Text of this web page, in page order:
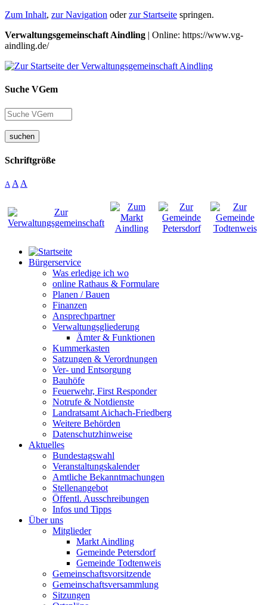
Zum Inhalt, zur Navigation oderzur Startseite springen.
Verwaltungsgemeinschaft Aindling | Online: https://www.vg-
aindling.de/
Suche VGem
suchen
Schriftgröße
A A A
Bürgerservice
Was erledige ich wo
online Rathaus & Formulare
Planen / Bauen
Finanzen
Ansprechpartner
Verwaltungsgliederung
Ämter & Funktionen
Kummerkasten
Satzungen & Verordnungen
Ver- und Entsorgung
Bauhöfe
Feuerwehr, First Responder
Notrufe & Notdienste
Landratsamt Aichach-Friedberg
Weitere Behörden
Datenschutzhinweise
Aktuelles
Bundestagswahl
Veranstaltungskalender
Amtliche Bekanntmachungen
Stellenangebot
Öffentl. Ausschreibungen
Infos und Tipps
Über uns
Mitglieder
Markt Aindling
Gemeinde Petersdorf
Gemeinde Todtenweis
Gemeinschaftsvorsitzende
Gemeinschaftsversammlung
Sitzungen